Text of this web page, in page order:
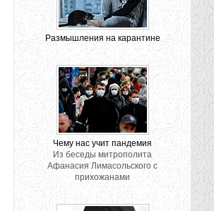
Размышления на карантине
Чему нас учит пандемия
Из беседы митрополита
Афанасия Лимасольского с
прихожанами